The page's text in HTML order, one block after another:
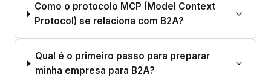
Como o protocolo MCP (Model Context
Protocol) se relaciona com B2A?
Qual é o primeiro passo para preparar
minha empresa para B2A?